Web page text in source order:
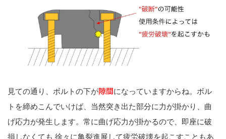
見ての通り、ボルトの下が隙間になっていますからね。ボル
トを締めこんでいけば、当然突き出た部分に力が掛かり、曲
げ応力が発生します。常に曲げ応力が掛かるので、即座に破
損しなくても 徐々に亀裂進展して疲労破壊を起こすこともあ